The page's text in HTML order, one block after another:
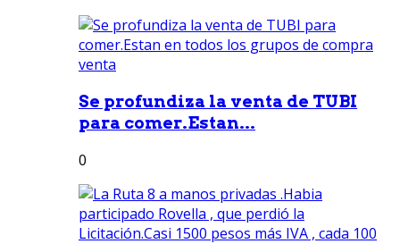
Se profundiza la venta de TUBI
para comer.Estan...
0